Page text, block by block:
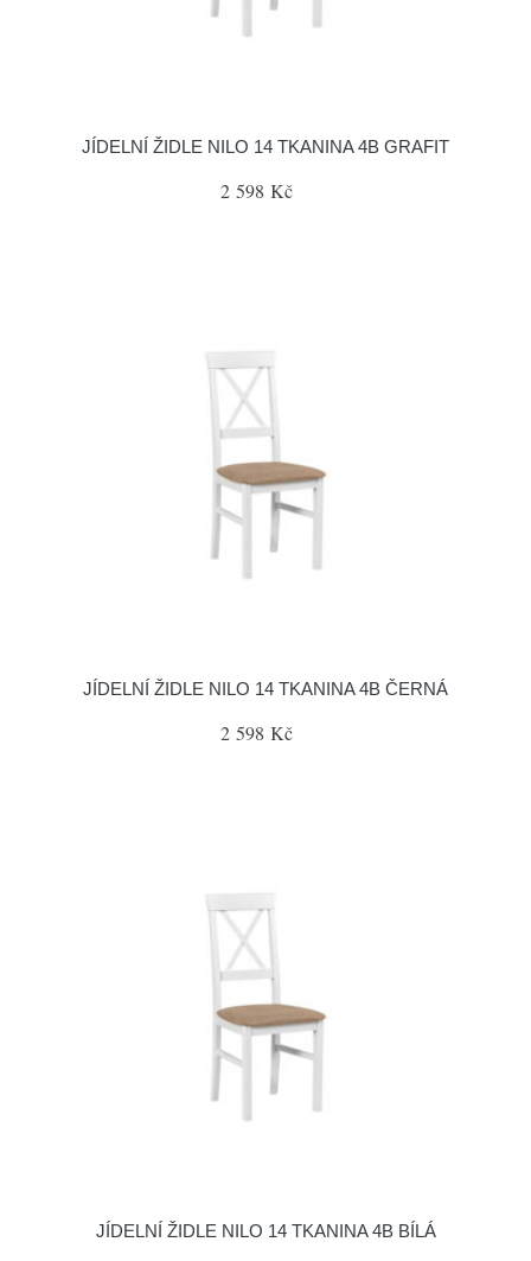
JÍDELNÍ ŽIDLE NILO 14 TKANINA 4B GRAFIT
2 598 Kč
JÍDELNÍ ŽIDLE NILO 14 TKANINA 4B ČERNÁ
2 598 Kč
JÍDELNÍ ŽIDLE NILO 14 TKANINA 4B BÍLÁ